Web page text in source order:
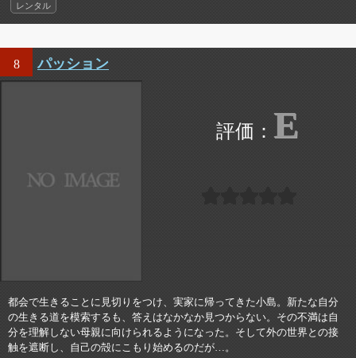
レンタル
8 パッション
E
都会で生きることに見切りをつけ、実家に帰ってきた小島。新たな自分
の生きる道を模索するも、答えはなかなか見つからない。その不満は自
分を理解しない母親に向けられるようになった。そして外の世界との接
触を遮断し、自己の殻にこもり始めるのだが…。